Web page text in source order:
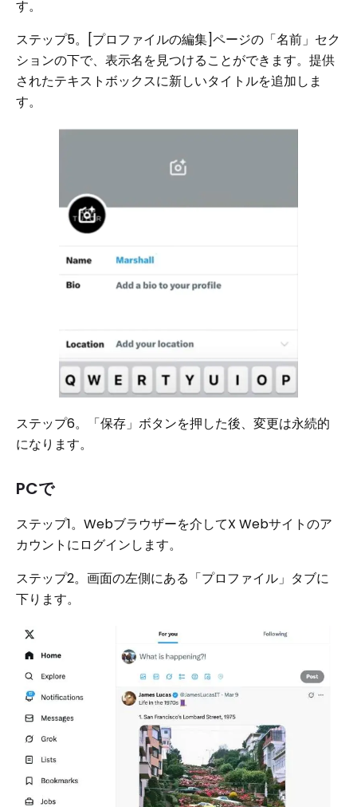
す。
ステップ5。[プロファイルの編集]ページの「名前」セク
ションの下で、表示名を見つけることができます。提供
されたテキストボックスに新しいタイトルを追加しま
す。
ステップ6。「保存」ボタンを押した後、変更は永続的
になります。
PCで
ステップ1。Webブラウザーを介してX Webサイトのア
カウントにログインします。
ステップ2。画面の左側にある「プロファイル」タブに
下ります。